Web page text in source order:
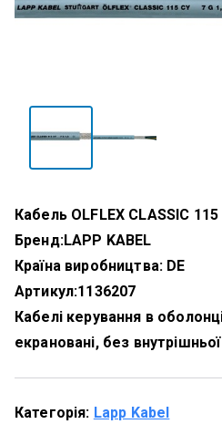
Кабель OLFLEX CLASSIC 115
Бренд:LAPP KABEL
Країна виробництва: DE
Артикул:1136207
Кабелі керування в
екрановані, без
Категорія: Lapp Kabel